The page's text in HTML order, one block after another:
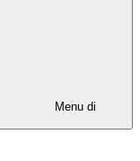
Menu di